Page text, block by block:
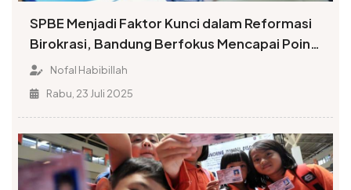
SPBE Menjadi Faktor Kunci dalam Reformasi
Birokrasi, Bandung Berfokus Mencapai Poin
Tinggi Indeks
Nofal Habibillah
Rabu, 23 Juli 2025